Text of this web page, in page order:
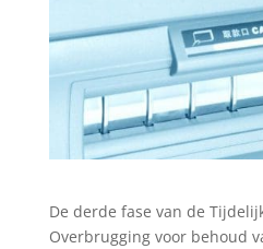
De derde fase van de
Overbrugging voor behoud